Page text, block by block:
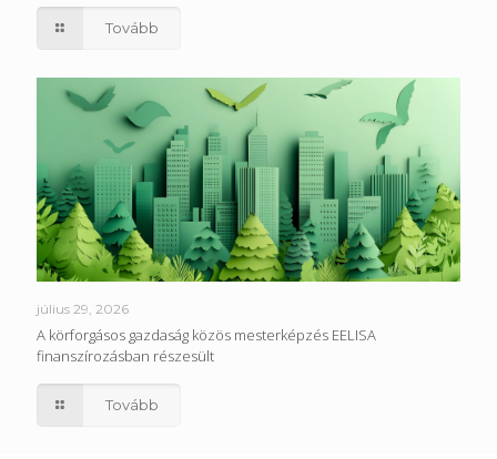
Tovább
július 29, 2026
A körforgásos gazdaság közös mesterképzés EELISA
finanszírozásban részesült
Tovább